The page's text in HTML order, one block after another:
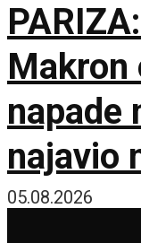
Makron
napade
najavio
protiv
05.08.2026